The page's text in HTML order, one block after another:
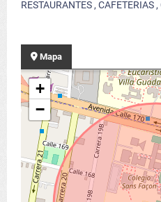
RESTAURANTES , CAFETERIAS
Mapa
+
−